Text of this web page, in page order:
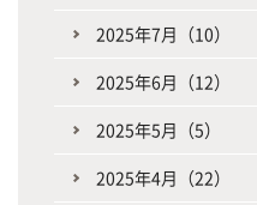
2025年7月（10）
2025年6月（12）
2025年5月（5）
2025年4月（22）